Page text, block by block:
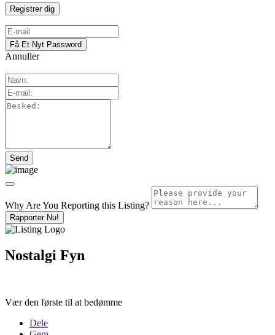
Annuller
Why Are You Reporting this Listing?
Rapporter Nu!
Nostalgi Fyn
Vær den første til at bedømme
Dele